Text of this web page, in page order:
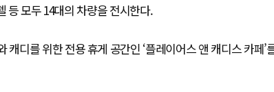
등 모두 14대의 차량을 전시한다.
캐디를 위한 전용 휴게 공간인 ‘플레이어스 앤 캐디스 카페